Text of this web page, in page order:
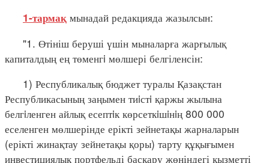
1-тармақ мынадай редакцияда жазылсын:
"1. Өтініш беруші үшін мыналарға жарғылық
капиталдың ең төменгi мөлшері белгіленсін:
1) Республикалық бюджет туралы Қазақстан
Республикасының заңымен тиiстi қаржы жылына
белгiленген айлық есептiк көрсеткiшiнiң 800 000
еселенген мөлшерінде ерікті зейнетақы жарналарын
(ерікті жинақтау зейнетақы қоры) тарту құқығымен
инвестициялық портфельді басқару жөніндегі қызметті